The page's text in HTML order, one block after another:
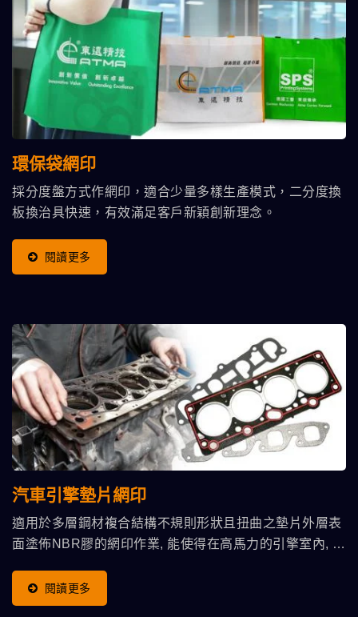
環保袋網印
採分度盤方式作網印，適合少量多樣生產模式，二分度換
板換治具快速，有效滿足客戶新穎創新理念。
閱讀更多
汽車引擎墊片網印
適用於多層鋼材複合結構不規則形狀且扭曲之墊片外層表
面塗佈NBR膠的網印作業, 能使得在高馬力的引擎室內, 有
對位，磁吸金屬墊片進行印刷。適用機型涵蓋印刷範圍
400x600...
閱讀更多